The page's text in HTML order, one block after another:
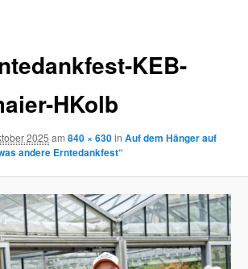
KEB-
HKolb
2025 am840 × 630inAuf dem Hänger auf
andere Erntedankfest“